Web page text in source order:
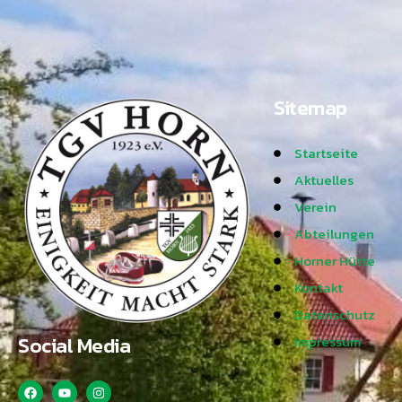
Social Media
Sitemap
Startseite
Aktuelles
Verein
Abteilungen
Horner Hütte
Kontakt
Datenschutz
Impressum